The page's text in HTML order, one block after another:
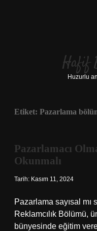
Hafif
Huzurlu
Etiket: Pazarlama
Pazarlamacı
Okunmalı
Tarih: Kasım 11, 2024
Pazarlama sayısal
Reklamcılık Bölümü,
bünyesinde eğitim